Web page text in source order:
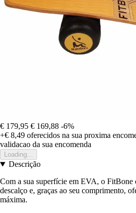
€ 179,95 € 169,88 -6%
+€ 8,49 oferecidos na sua proxima
validacao da sua encomenda
Loading...
Descrição
Com a sua superfície em EVA, o FitBone
descalço e, graças ao seu comprimento,
máxima.